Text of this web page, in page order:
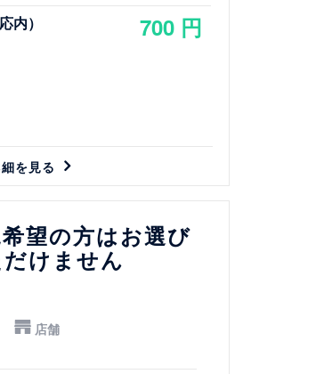
内） 700 円
を見る
望の方はお選び
けません
店舗